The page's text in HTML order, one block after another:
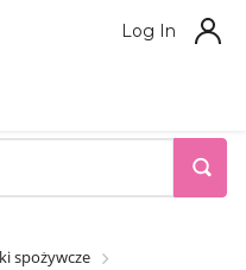
Log In
spożywcze